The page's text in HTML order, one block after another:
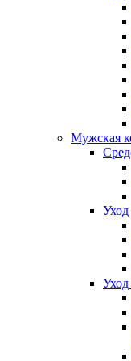
Мужская
Уход